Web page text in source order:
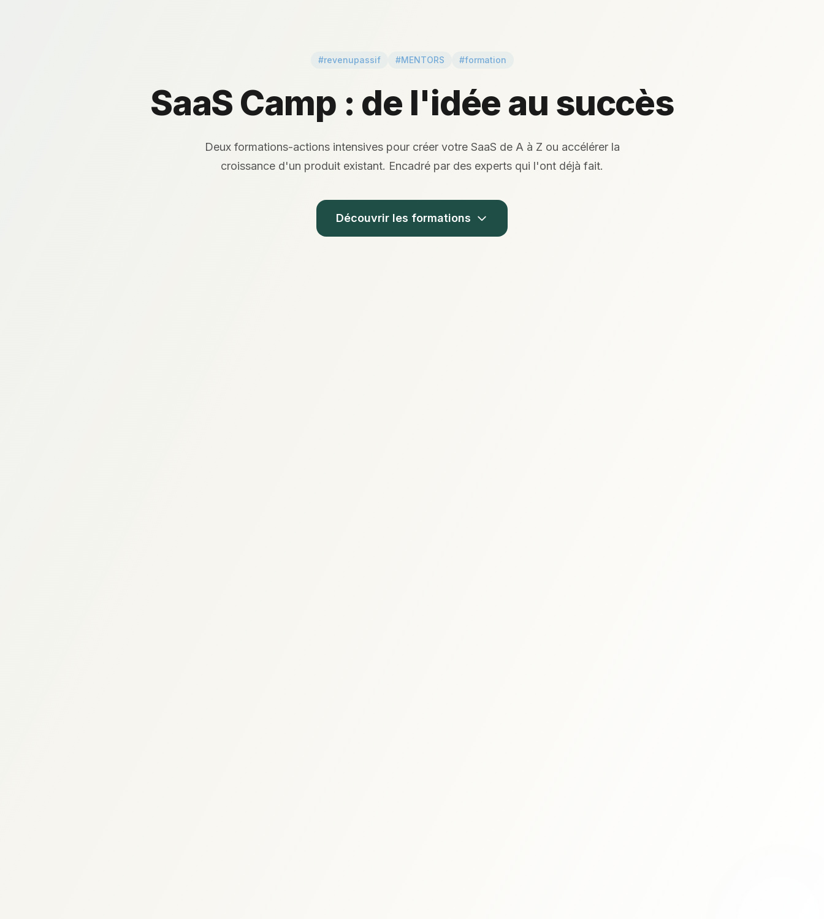
#revenupassif #MENTORS #formation
SaaS Camp : de l'idée au succès
Deux formations-actions intensives pour créer votre SaaS de A à Z ou accélérer la
croissance d'un produit existant. Encadré par des experts qui l'ont déjà fait.
Découvrir les formations